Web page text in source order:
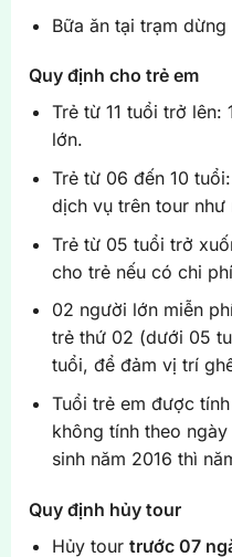
Bữa ăn tại trạm
Quy định cho trẻ em
Trẻ từ 11 tuổi trở
lớn.
Trẻ từ 06 đến 10
dịch vụ trên tour như
Trẻ từ 05 tuổi trở
cho trẻ nếu có chi
02 người lớn miễn
trẻ thứ 02 (dưới 05
tuổi, để đảm vị trí
Tuổi trẻ em được
không tính theo
sinh năm 2016 thì
Quy định hủy tour
Hủy tour trước 07